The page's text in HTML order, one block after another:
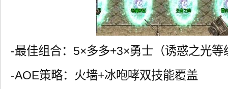
-最佳组合：5×多多+3×勇士（诱惑之光等
-AOE策略：火墙+冰咆哮双技能覆盖